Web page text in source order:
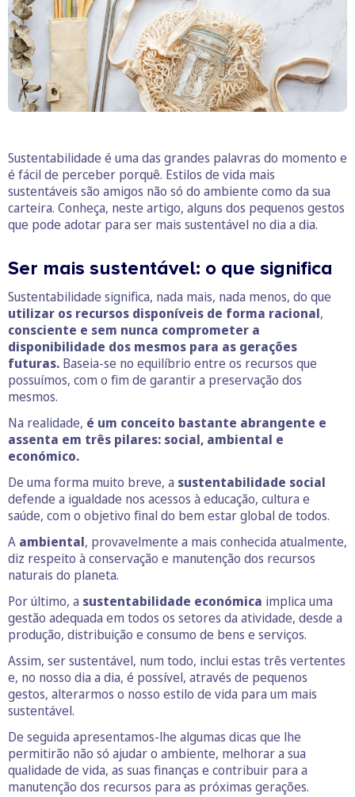
Sustentabilidade é uma das grandes palavras do momento e
é fácil de perceber porquê. Estilos de vida mais
sustentáveis são amigos não só do ambiente como da sua
carteira. Conheça, neste artigo, alguns dos pequenos gestos
que pode adotar para ser mais sustentável no dia a dia.
Ser mais sustentável: o que significa
Sustentabilidade significa, nada mais, nada menos, do que
utilizar os recursos disponíveis de forma racional,
consciente e sem nunca comprometer a
disponibilidade dos mesmos para as gerações
futuras. Baseia-se no equilíbrio entre os recursos que
possuímos, com o fim de garantir a preservação dos
mesmos.
Na realidade, é um conceito bastante abrangente e
assenta em três pilares: social, ambiental e
económico.
De uma forma muito breve, a sustentabilidade social
defende a igualdade nos acessos à educação, cultura e
saúde, com o objetivo final do bem estar global de todos.
A ambiental, provavelmente a mais conhecida atualmente,
diz respeito à conservação e manutenção dos recursos
naturais do planeta.
Por último, a sustentabilidade económica implica uma
gestão adequada em todos os setores da atividade, desde a
produção, distribuição e consumo de bens e serviços.
Assim, ser sustentável, num todo, inclui estas três vertentes
e, no nosso dia a dia, é possível, através de pequenos
gestos, alterarmos o nosso estilo de vida para um mais
sustentável.
De seguida apresentamos-lhe algumas dicas que lhe
permitirão não só ajudar o ambiente, melhorar a sua
qualidade de vida, as suas finanças e contribuir para a
manutenção dos recursos para as próximas gerações.